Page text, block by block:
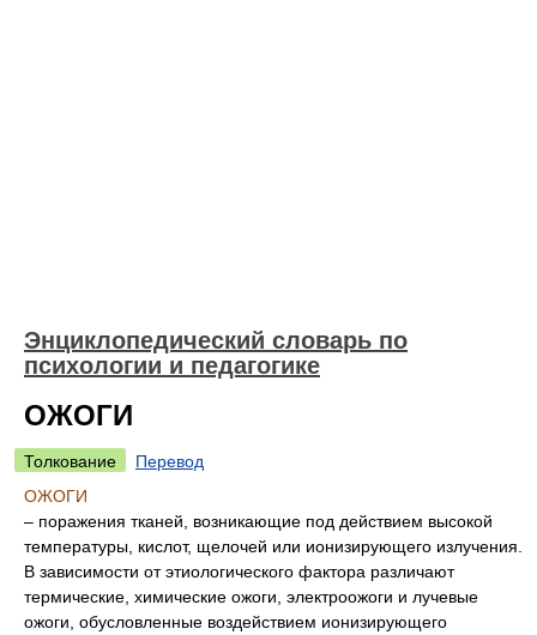
Энциклопедический словарь по
психологии и педагогике
ОЖОГИ
Толкование
Перевод
ОЖОГИ
– поражения тканей, возникающие под действием высокой
температуры, кислот, щелочей или ионизирующего излучения.
В зависимости от этиологического фактора различают
термические, химические ожоги, электроожоги и лучевые
ожоги, обусловленные воздействием ионизирующего